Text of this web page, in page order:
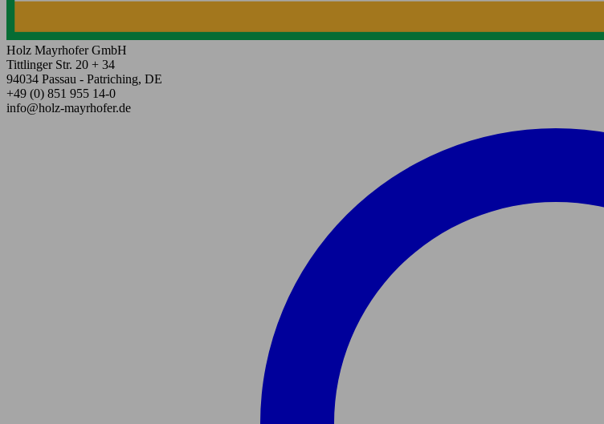
Holz Mayrhofer GmbH
Tittlinger Str. 20 + 34
94034 Passau - Patriching, DE
+49 (0) 851 955 14-0
info@holz-mayrhofer.de